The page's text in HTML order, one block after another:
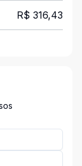
R$ 316,43